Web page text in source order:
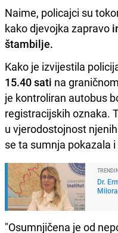
Naime, policajci su
kako djevojka zapravo
štambilje.
Kako je izvijestila
15.40 sati na
je kontroliran autobus
registracijskih oznaka.
u vjerodostojnost
se ta sumnja pokazala
Dr.
"Osumnjičena je od